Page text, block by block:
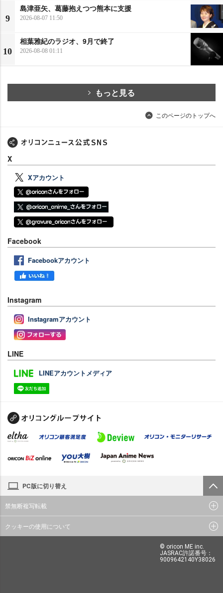
9
島津亜矢、葛藤抱えつつ熊本に支援
2026-08-07 11:50
10
相葉雅紀のラジオ、9月で終了
2026-08-08 01:11
もっと見る
このページのトップへ
X
Xアカウント
Facebook
Facebookアカウント
Instagram
Instagramアカウント
LINE
LINEアカウントメディア
PC版に切り替え
禁無断複写転載
クッキーの使用について
© oricon ME inc.
JASRAC許諾番号：
9009642140Y38026